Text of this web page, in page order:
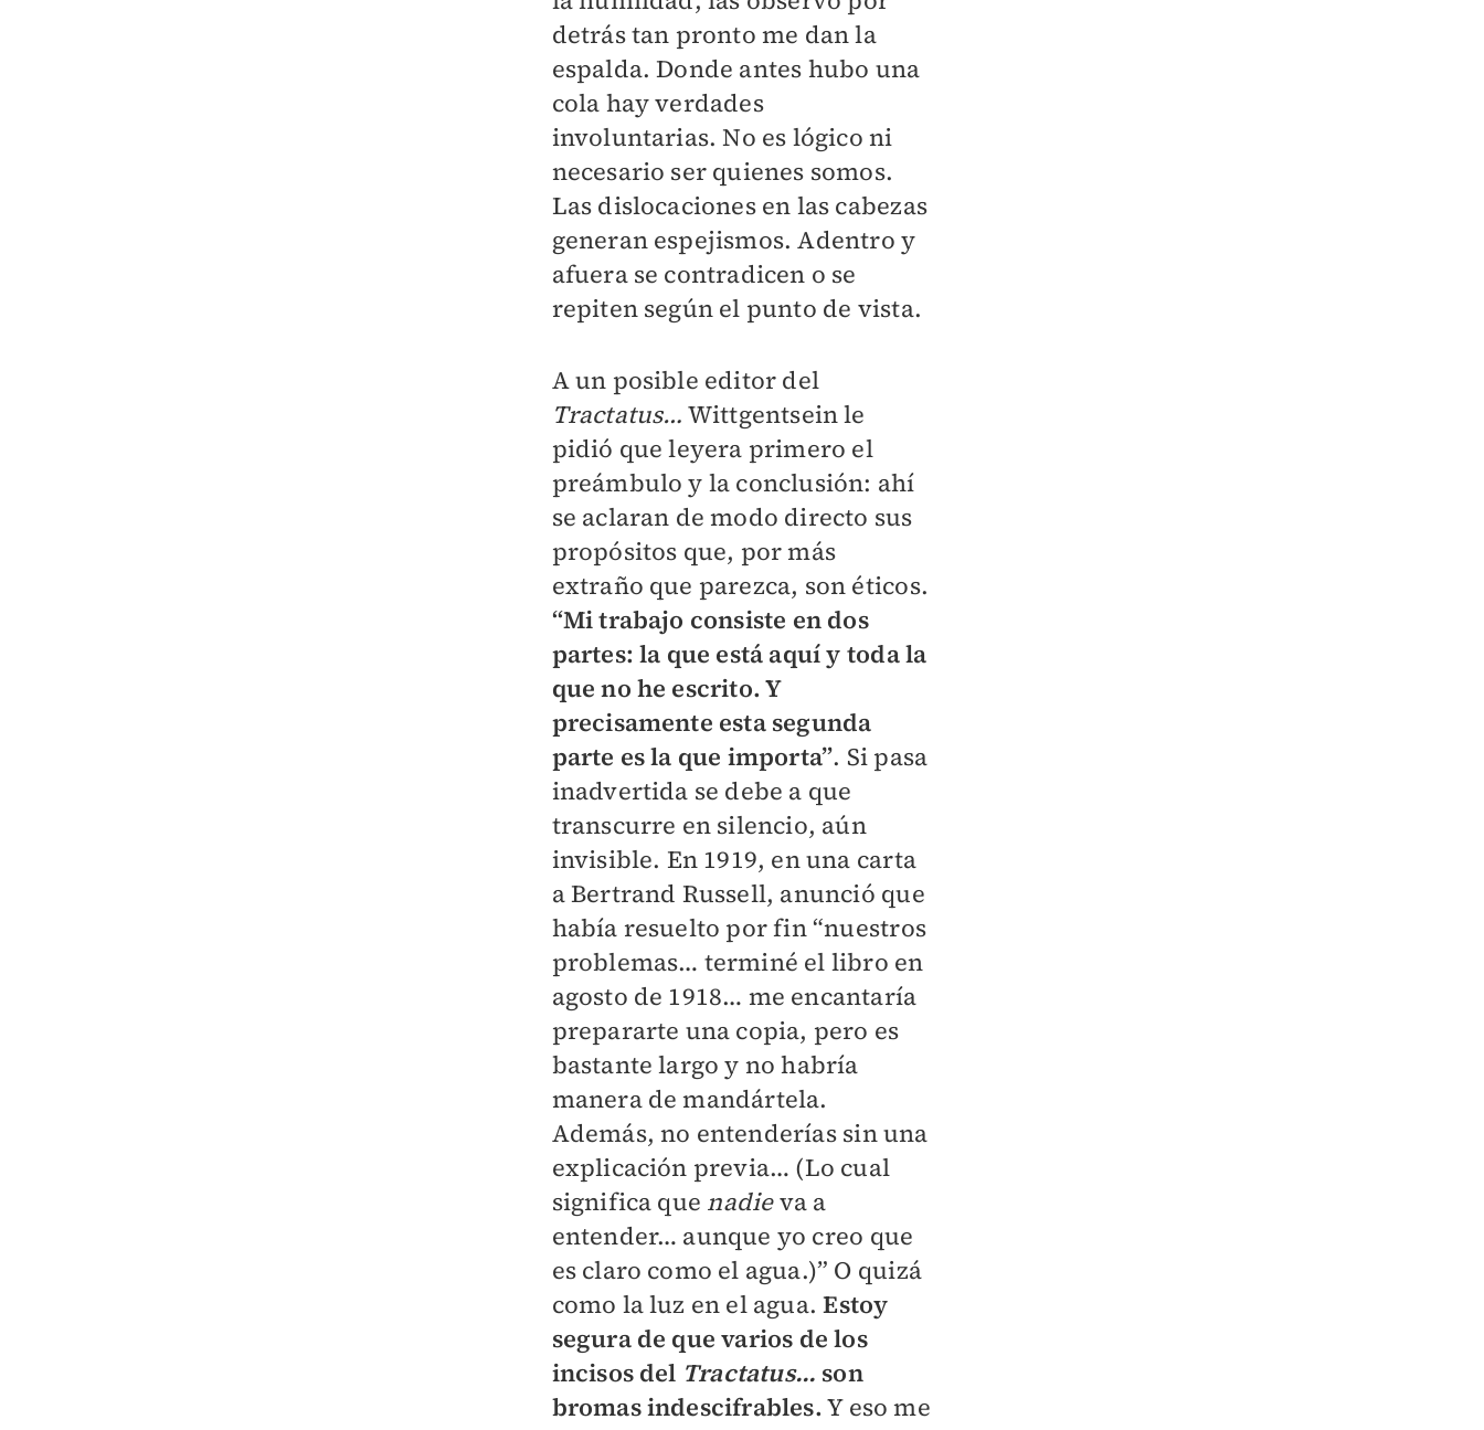
detrás tan pronto me dan la
espalda. Donde antes hubo una
cola hay verdades
involuntarias. No es lógico ni
necesario ser quienes somos.
Las dislocaciones en las cabezas
generan espejismos. Adentro y
afuera se contradicen o se
repiten según el punto de vista.
A un posible editor del
Tractatus… Wittgentsein le
pidió que leyera primero el
preámbulo y la conclusión: ahí
se aclaran de modo directo sus
propósitos que, por más
extraño que parezca, son éticos.
“Mi trabajo consiste en dos
partes: la que está aquí y toda la
que no he escrito. Y
precisamente esta segunda
parte es la que importa”. Si pasa
inadvertida se debe a que
transcurre en silencio, aún
invisible. En 1919, en una carta
a Bertrand Russell, anunció que
había resuelto por fin “nuestros
problemas… terminé el libro en
agosto de 1918… me encantaría
prepararte una copia, pero es
bastante largo y no habría
manera de mandártela.
Además, no entenderías sin una
explicación previa… (Lo cual
significa que nadieva a
entender… aunque yo creo que
es claro como el agua.)” O quizá
como la luz en el agua.Estoy
segura de que varios de los
incisos del Tractatus… son
bromas indescifrables.Y eso me